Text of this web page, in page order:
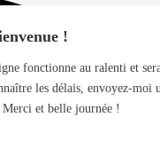
!
fonctionne au ralenti et
les délais, envoyez-moi
et belle journée !